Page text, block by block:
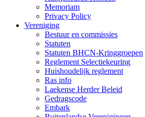
Memoriam
Privacy Policy
Vereniging
Bestuur en commissies
Statuten
Statuten BHCN-Kringgroepen
Reglement Selectiekeuring
Huishoudelijk reglement
Ras info
Laekense Herder Beleid
Gedragscode
Embark